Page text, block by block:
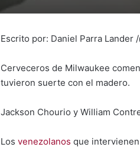
Escrito por: Daniel Parra Lander
Cerveceros de Milwaukee
tuvieron suerte con el madero.
Jackson Chourio y William
Los venezolanos que